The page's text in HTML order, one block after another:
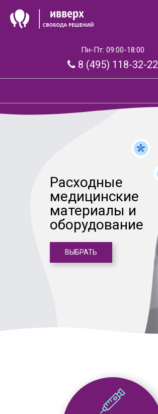
Пн-Пт: 09:00-18:00
8 (495) 118-32-22
Расходные
медицинские
материалы и
оборудование
ВЫБРАТЬ